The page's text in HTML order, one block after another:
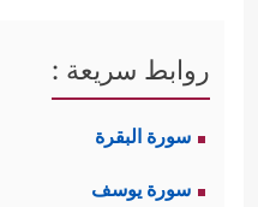
روابط سريعة :
سورة البقرة
سورة يوسف